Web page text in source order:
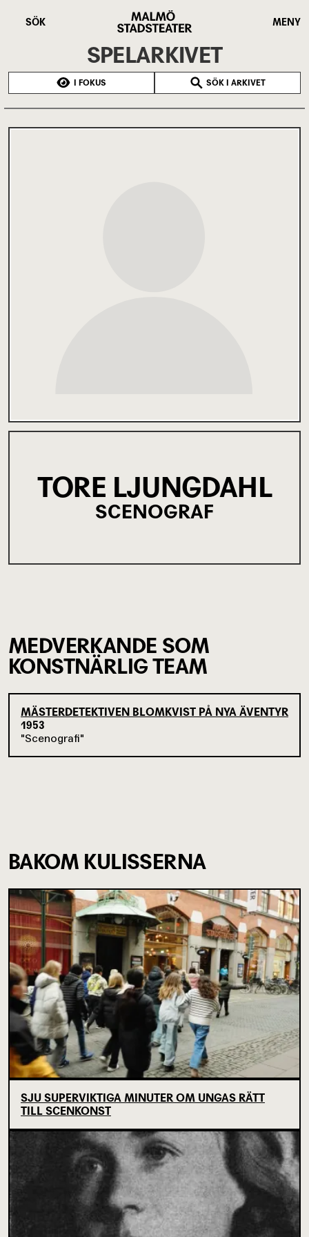
SÖK
Stadsteater
MENY
SPELARKIVET
I FOKUS SÖK I ARKIVET
TORE LJUNGDAHL
SCENOGRAF
MEDVERKANDE SOM
KONSTNÄRLIG TEAM
MÄSTERDETEKTIVEN BLOMKVIST PÅ NYA ÄVENTYR
1953
Scenografi
BAKOM KULISSERNA
SJU SUPERVIKTIGA MINUTER OM UNGAS RÄTT
TILL SCENKONST